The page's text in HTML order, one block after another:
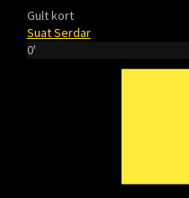
Gult kort
Suat Serdar
0'